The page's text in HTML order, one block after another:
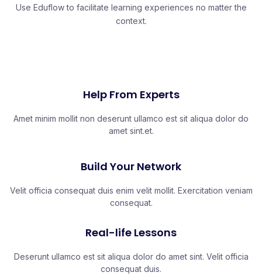
Use Eduflow to facilitate learning experiences no matter the
context.
Help From Experts
Amet minim mollit non deserunt ullamco est sit aliqua dolor do
amet sint.et.
Build Your Network
Velit officia consequat duis enim velit mollit. Exercitation veniam
consequat.
Real-life Lessons
Deserunt ullamco est sit aliqua dolor do amet sint. Velit officia
consequat duis.